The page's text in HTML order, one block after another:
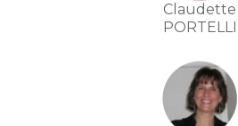
Claudette
PORTELLI